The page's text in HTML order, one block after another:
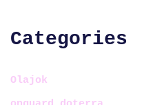
Categories
Olajok